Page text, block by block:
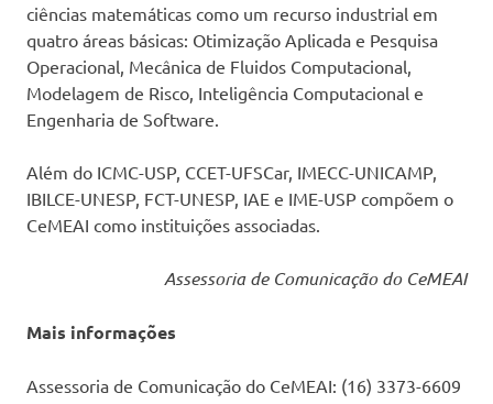
ciências matemáticas como um recurso industrial em
quatro áreas básicas: Otimização Aplicada e Pesquisa
Operacional, Mecânica de Fluidos Computacional,
Modelagem de Risco, Inteligência Computacional e
Engenharia de Software.
Além do ICMC-USP, CCET-UFSCar, IMECC-UNICAMP,
IBILCE-UNESP, FCT-UNESP, IAE e IME-USP compõem o
CeMEAI como instituições associadas.
Assessoria de Comunicação do CeMEAI
Mais informações
Assessoria de Comunicação do CeMEAI: (16) 3373-6609